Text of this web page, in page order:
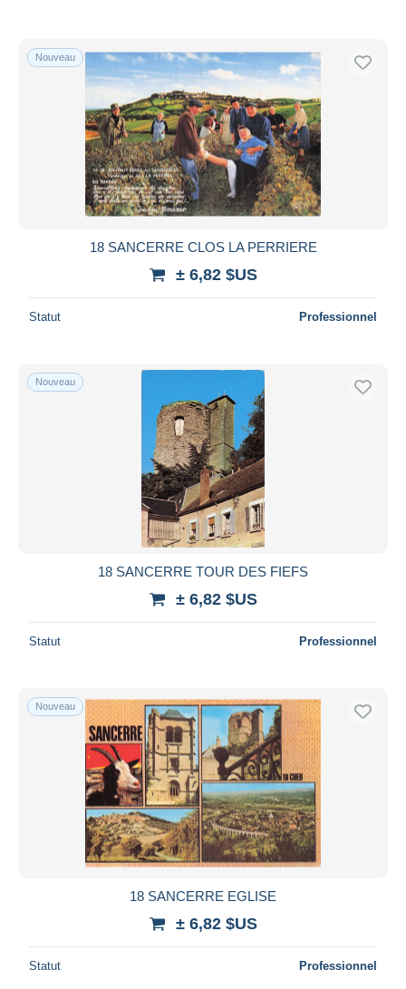
Nouveau
18 SANCERRE CLOS LA PERRIERE
± 6,82 $US
Statut Professionnel
Nouveau
18 SANCERRE TOUR DES FIEFS
± 6,82 $US
Statut Professionnel
Nouveau
18 SANCERRE EGLISE
± 6,82 $US
Statut Professionnel